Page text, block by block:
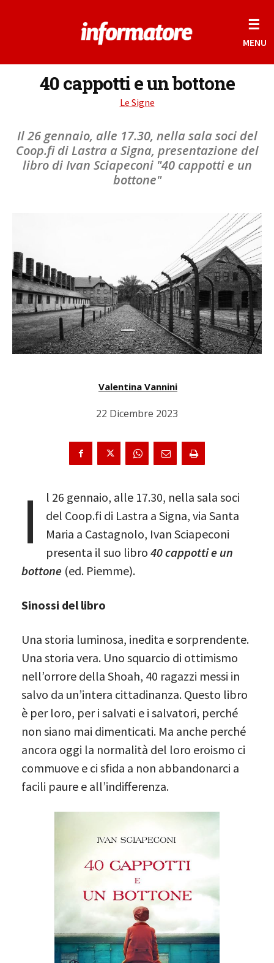
☰
MENU
40 cappotti e un bottone
Le Signe
Il 26 gennaio, alle 17.30, nella sala soci del
Coop.fi di Lastra a Signa, presentazione del
libro di Ivan Sciapeconi "40 cappotti e un
bottone"
Valentina Vannini
22 Dicembre 2023
I
l 26 gennaio, alle 17.30, nella sala soci
del Coop.fi di Lastra a Signa, via Santa
Maria a Castagnolo, Ivan Sciapeconi
presenta il suo libro 40 cappotti e un
bottone (ed. Piemme).
Sinossi del libro
Una storia luminosa, inedita e sorprendente.
Una storia vera. Uno squarcio di ottimismo
nell’orrore della Shoah, 40 ragazzi messi in
salvo da un’intera cittadinanza. Questo libro
è per loro, per i salvati e i salvatori, perché
non siano mai dimenticati. Ma anche perché
ancora oggi la normalità del loro eroismo ci
commuove e ci sfida a non abbandonarci a
facili paure e all’indifferenza.